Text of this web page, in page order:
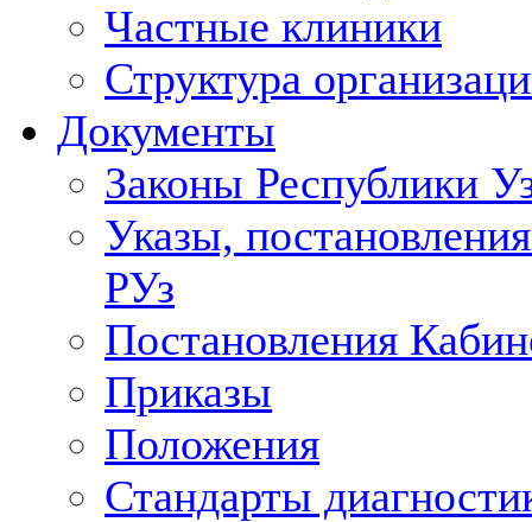
Частные клиники
Структура
Документы
Законы Республики
Указы,
РУз
Постановления
Приказы
Положения
Стандарты